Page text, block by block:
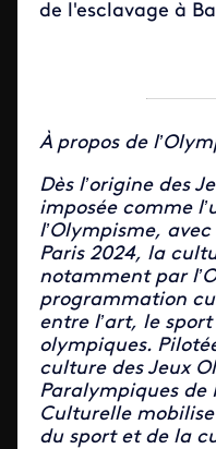
de l'esclavage à
À propos de
Dès l’origine des
imposée comme
l’Olympisme,
Paris 2024, la
notamment par
programmation
entre l’art, le
olympiques.
culture des Jeux
Paralympiques de
Culturelle
du sport et de la